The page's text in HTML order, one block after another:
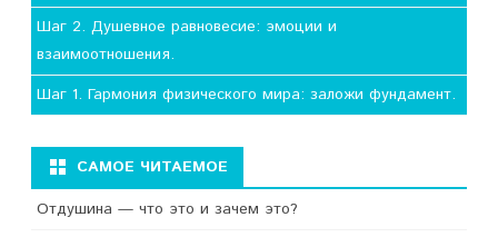
Шаг 2. Душевное равновесие: эмоции и
взаимоотношения.
Шаг 1. Гармония физического мира: заложи фундамент.
САМОЕ ЧИТАЕМОЕ
Отдушина — что это и зачем это?